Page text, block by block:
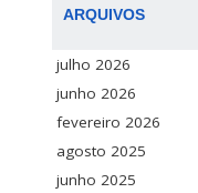
ARQUIVOS
julho 2026
junho 2026
fevereiro 2026
agosto 2025
junho 2025